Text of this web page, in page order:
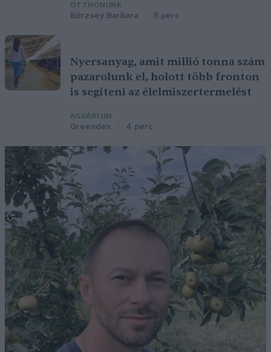
OTTHONUNK
Börzsey Barbara 5 perc
Nyersanyag, amit millió tonna szám
pazarolunk el, holott több fronton
is segíteni az élelmiszertermelést
AGRÁRIUM
Greendex 4 perc